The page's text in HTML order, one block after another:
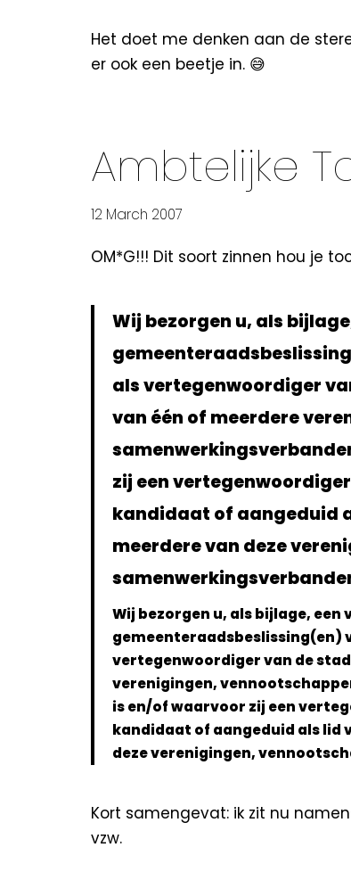
Het doet me denken aan de
er ook een beetje in. 😅
Ambtelijke
12 March 2007
OM*G!!! Dit soort zinnen hou je
Wij bezorgen u, als
als vertegenwoordiger
van één of meerdere
zij een
kandidaat of aangeduid
meerdere van deze
Wij bezorgen u, als bijlage,
gemeenteraadsbeslissing(en)
vertegenwoordiger van de
verenigingen,
is en/of waarvoor zij een
kandidaat of aangeduid als lid
deze verenigingen,
Kort samengevat: ik zit nu
vzw.